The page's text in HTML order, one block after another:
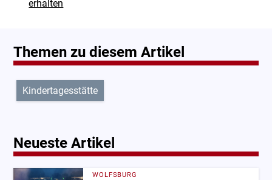
erhalten
Themen zu diesem Artikel
Kindertagesstätte
Neueste Artikel
WOLFSBURG